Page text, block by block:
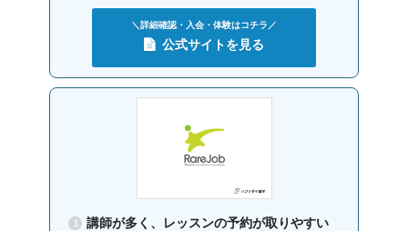
＼詳細確認・入会・体験はコチラ／
公式サイトを見る
講師が多く、レッスンの予約が取りやすい